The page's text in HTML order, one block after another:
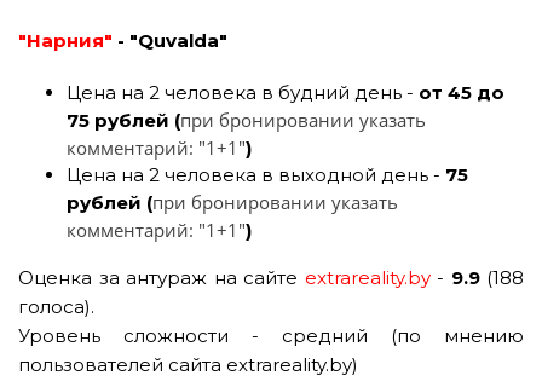
"Нарния" - "Quvalda"
Цена на 2 человека в будний день - от 45 до
75 рублей (при бронировании указать
комментарий: "1+1")
Цена на 2 человека в выходной день - 75
рублей (при бронировании указать
комментарий: "1+1")
Оценка за антураж на сайте extrareality.by- 9.9 (188
голоса).
Уровень сложности - средний (по мнению
пользователей сайта extrareality.by)